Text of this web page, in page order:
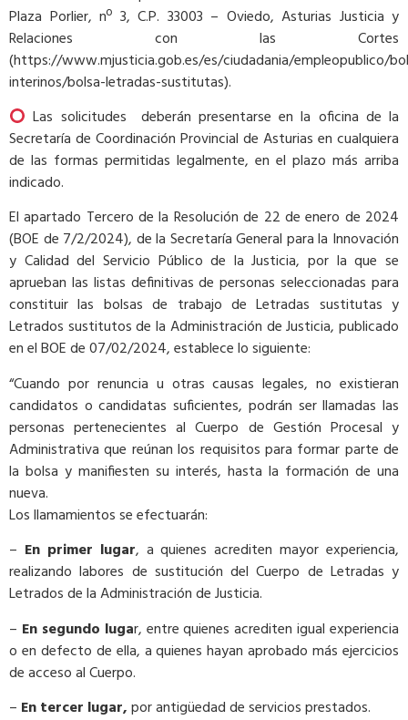
Plaza Porlier, nº 3, C.P. 33003 – Oviedo, Asturias Justicia y
Relaciones con las Cortes
(https://www.mjusticia.gob.es/es/ciudadania/empleopublico/
interinos/bolsa-letradas-sustitutas).
Las solicitudes deberán presentarse en la oficina de la
Secretaría de Coordinación Provincial de Asturias en cualquiera
de las formas permitidas legalmente, en el plazo más arriba
indicado.
El apartado Tercero de la Resolución de 22 de enero de 2024
(BOE de 7/2/2024), de la Secretaría General para la Innovación
y Calidad del Servicio Público de la Justicia, por la que se
aprueban las listas definitivas de personas seleccionadas para
constituir las bolsas de trabajo de Letradas sustitutas y
Letrados sustitutos de la Administración de Justicia, publicado
en el BOE de 07/02/2024, establece lo siguiente:
“Cuando por renuncia u otras causas legales, no existieran
candidatos o candidatas suficientes, podrán ser llamadas las
personas pertenecientes al Cuerpo de Gestión Procesal y
Administrativa que reúnan los requisitos para formar parte de
la bolsa y manifiesten su interés, hasta la formación de una
nueva.
Los llamamientos se efectuarán:
– En primer lugar, a quienes acrediten mayor experiencia,
realizando labores de sustitución del Cuerpo de Letradas y
Letrados de la Administración de Justicia.
– En segundo lugar, entre quienes acrediten igual experiencia
o en defecto de ella, a quienes hayan aprobado más ejercicios
de acceso al Cuerpo.
– En tercer lugar,por antigüedad de servicios prestados.